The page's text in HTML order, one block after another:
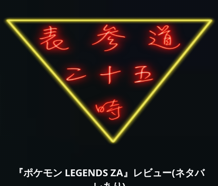
『ポケモン LEGENDS ZA』レビュー(ネタバ